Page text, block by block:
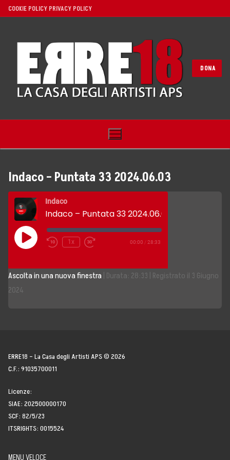
VaiCOOKIE POLICY PRIVACY POLICY
DONA
Home
Noi
Storia, Mission e Vision
Fondatori
Blogger
La Nostra Rete
Attività
Indaco – Puntata 33 2024.06.03
Indaco
Indaco – Puntata 33 2024.06.03
Play
Episode
1x 00:00 /28:33
Ascolta in una nuova finestra Durata: 28:33 Registrato il 3 Giugno
2024
ERRE18 – La Casa degli Artisti APS © 2026
C.F.: 91035700011
Licenze:
SIAE: 202500000170
SCF: 82/5/23
ITSRIGHTS: 0015524
MENU VELOCE